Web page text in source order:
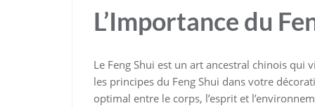
L’Importance du
Le Feng Shui est un art ancestral chinois qui
les principes du Feng Shui dans votre
optimal entre le corps, l’esprit et